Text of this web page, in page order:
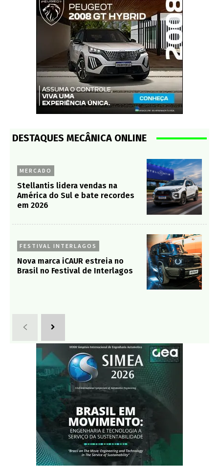
DESTAQUES MECÂNICA ONLINE
MERCADO
Stellantis lidera vendas na
América do Sul e bate recordes
em 2026
FESTIVAL INTERLAGOS
Nova marca iCAUR estreia no
Brasil no Festival de Interlagos